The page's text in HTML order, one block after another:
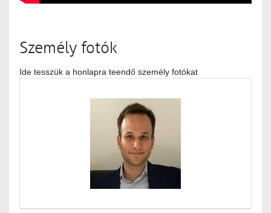
Személy fotók
Ide tesszük a honlapra teendő személy fotókat